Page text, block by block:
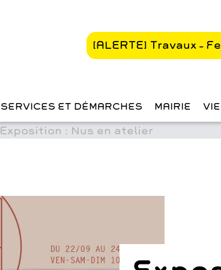
[ALERTE] Travaux –
SERVICES ET DÉMARCHES MAIRIE
Samois-sur-Seine
Bibliothèque Lo
Exposition : Nus en atelier